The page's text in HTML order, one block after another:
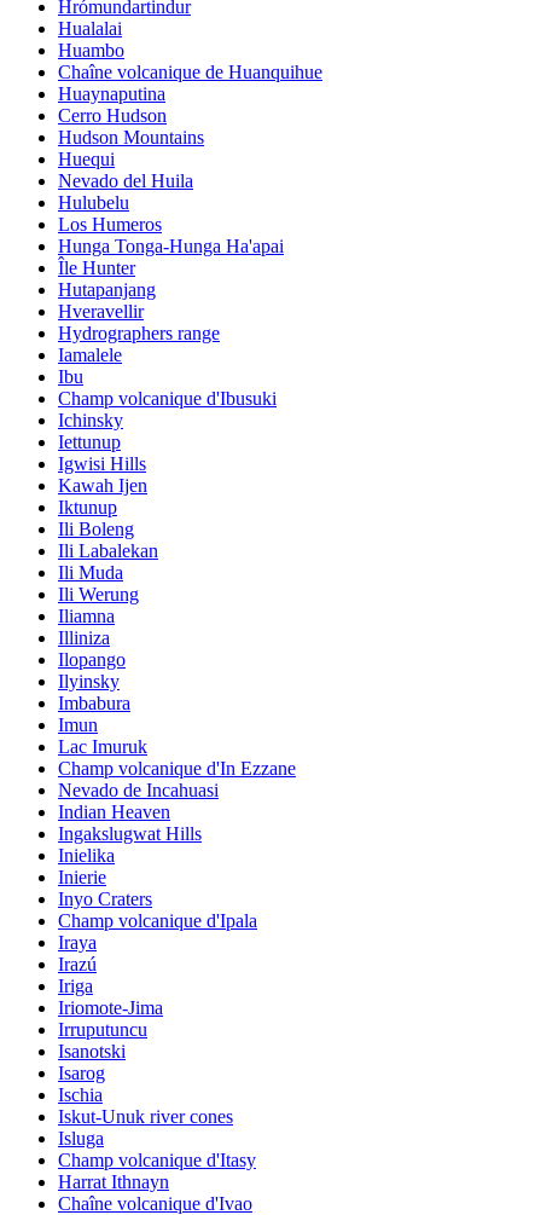
Hrómundartindur
Hualalai
Huambo
Chaîne volcanique de Huanquihue
Huaynaputina
Cerro Hudson
Hudson Mountains
Huequi
Nevado del Huila
Hulubelu
Los Humeros
Hunga Tonga-Hunga Ha'apai
Île Hunter
Hutapanjang
Hveravellir
Hydrographers range
Iamalele
Ibu
Champ volcanique d'Ibusuki
Ichinsky
Iettunup
Igwisi Hills
Kawah Ijen
Iktunup
Ili Boleng
Ili Labalekan
Ili Muda
Ili Werung
Iliamna
Illiniza
Ilopango
Ilyinsky
Imbabura
Imun
Lac Imuruk
Champ volcanique d'In Ezzane
Nevado de Incahuasi
Indian Heaven
Ingakslugwat Hills
Inielika
Inierie
Inyo Craters
Champ volcanique d'Ipala
Iraya
Irazú
Iriga
Iriomote-Jima
Irruputuncu
Isanotski
Isarog
Ischia
Iskut-Unuk river cones
Isluga
Champ volcanique d'Itasy
Harrat Ithnayn
Chaîne volcanique d'Ivao